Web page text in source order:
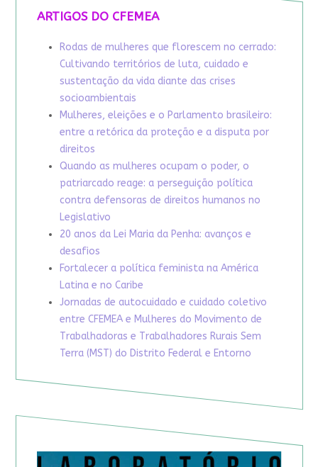
ARTIGOS DO CFEMEA
Rodas de mulheres que florescem no cerrado:
Cultivando territórios de luta, cuidado e
sustentação da vida diante das crises
socioambientais
Mulheres, eleições e o Parlamento brasileiro:
entre a retórica da proteção e a disputa por
direitos
Quando as mulheres ocupam o poder, o
patriarcado reage: a perseguição política
contra defensoras de direitos humanos no
Legislativo
20 anos da Lei Maria da Penha: avanços e
desafios
Fortalecer a política feminista na América
Latina e no Caribe
Jornadas de autocuidado e cuidado coletivo
entre CFEMEA e Mulheres do Movimento de
Trabalhadoras e Trabalhadores Rurais Sem
Terra (MST) do Distrito Federal e Entorno